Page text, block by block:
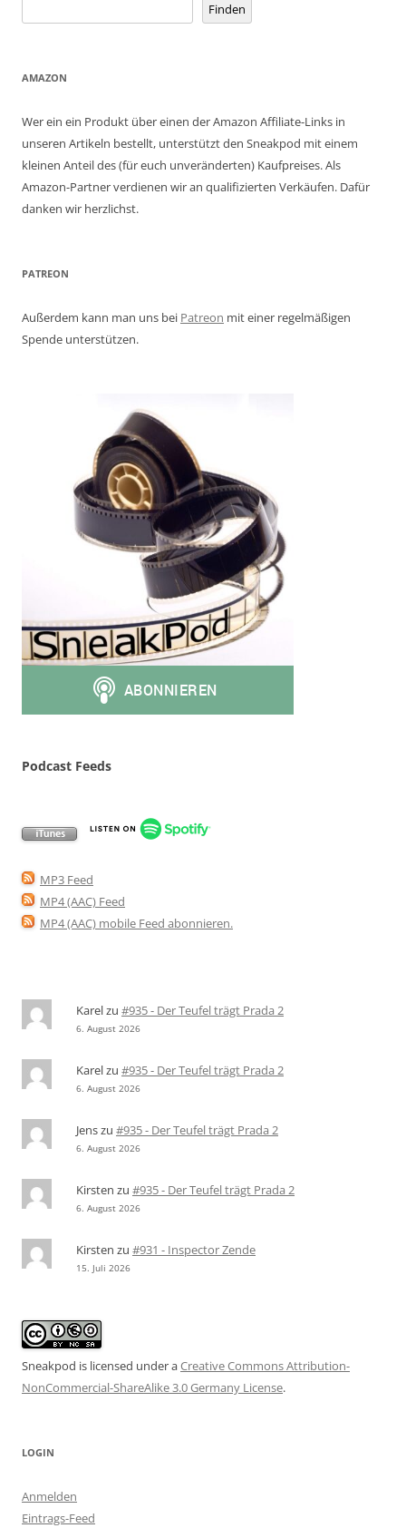
Finden
AMAZON
Wer ein ein Produkt über einen der Amazon Affiliate-Links in
unseren Artikeln bestellt, unterstützt den Sneakpod mit einem
kleinen Anteil des (für euch unveränderten) Kaufpreises. Als
Amazon-Partner verdienen wir an qualifizierten Verkäufen. Dafür
danken wir herzlichst.
PATREON
Außerdem kann man uns bei Patreon mit einer regelmäßigen
Spende unterstützen.
Podcast Feeds
MP3 Feed
MP4 (AAC) Feed
MP4 (AAC) mobile Feed abonnieren.
Karelzu #935 - Der Teufel trägt Prada 2
6. August 2026
Karelzu #935 - Der Teufel trägt Prada 2
6. August 2026
Jenszu #935 - Der Teufel trägt Prada 2
6. August 2026
Kirsten zu #935 - Der Teufel trägt Prada 2
6. August 2026
Kirsten zu #931 - Inspector Zende
15. Juli 2026
Sneakpod is licensed under aCreative Commons Attribution-
NonCommercial-ShareAlike 3.0 Germany License.
LOGIN
Anmelden
Eintrags-Feed